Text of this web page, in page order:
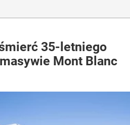
35-letniego
Mont Blanc